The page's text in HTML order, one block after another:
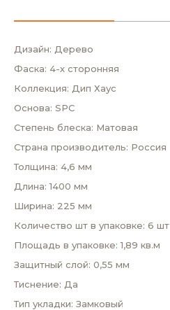
Дизайн: Дерево
Фаска: 4-х сторонняя
Коллекция: Дип Хаус
Основа: SPC
Степень блеска: Матовая
Страна производитель: Россия
Толщина: 4,6 мм
Длина: 1400 мм
Ширина: 225 мм
Количество шт в упаковке: 6 шт
Площадь в упаковке: 1,89 кв.м
Защитный слой: 0,55 мм
Тиснение: Да
Тип укладки: Замковый